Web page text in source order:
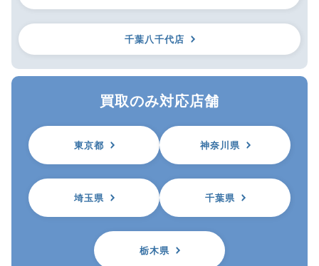
千葉八千代店
買取のみ対応店舗
東京都 神奈川県
埼玉県 千葉県
栃木県